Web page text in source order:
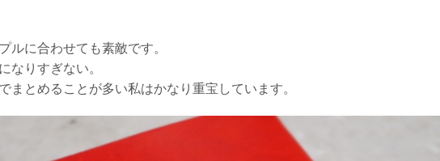
ルに合わせても素敵です。
なりすぎない。
まとめることが多い私はかなり重宝しています。